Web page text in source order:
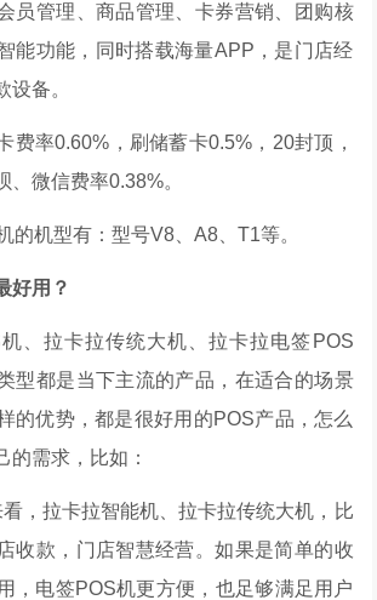
员管理、商品管理、卡券营销、团购核
能功能，同时搭载海量APP，是门店经
设备。
费率0.60%，刷储蓄卡0.5%，20封顶，
、微信费率0.38%。
的机型有：型号V8、A8、T1等。
好用？
、拉卡拉传统大机、拉卡拉电签POS
型都是当下主流的产品，在适合的场景
的优势，都是很好用的POS产品，怎么
的需求，比如：
，拉卡拉智能机、拉卡拉传统大机，比
收款，门店智慧经营。如果是简单的收
，电签POS机更方便，也足够满足用户